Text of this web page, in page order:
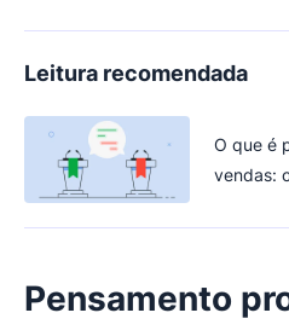
Leitura recomendada
O que é
vendas:
Pensamento